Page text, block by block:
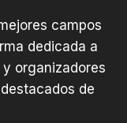
campos
dedicada a
organizadores
de